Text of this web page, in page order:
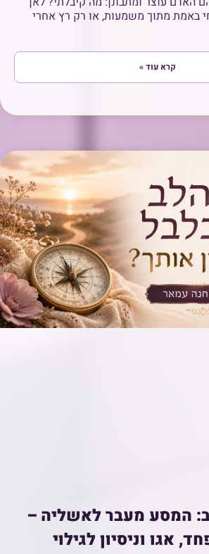
באמת מתוך משמעות, או רק רץ אחרי
קרא עוד »
המסע מעבר לאשליה –
אגו וניסיון לגילוי